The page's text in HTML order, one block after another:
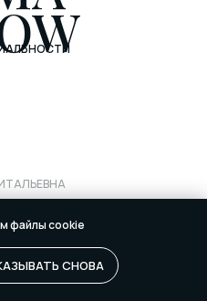
файлы cookie
СНОВА